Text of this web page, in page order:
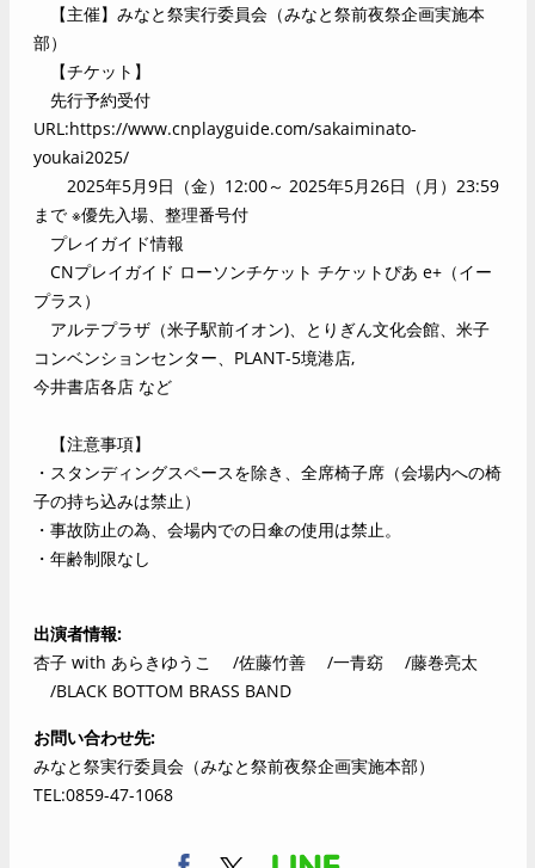
【主催】みなと祭実行委員会（みなと祭前夜祭企画実施本
部）
【チケット】
先行予約受付
URL:https://www.cnplayguide.com/sakaiminato-
youkai2025/
2025年5月9日（金）12:00～ 2025年5月26日（月）23:59
まで ※優先入場、整理番号付
プレイガイド情報
CNプレイガイド ローソンチケット チケットぴあ e+（イー
プラス）
アルテプラザ（米子駅前イオン)、とりぎん文化会館、米子
コンベンションセンター、PLANT-5境港店,
今井書店各店 など
【注意事項】
・スタンディングスペースを除き、全席椅子席（会場内への椅
子の持ち込みは禁止）
・事故防止の為、会場内での日傘の使用は禁止。
・年齢制限なし
出演者情報
杏子 with あらきゆうこ /佐藤竹善 /一青窈 /藤巻亮太
/BLACK BOTTOM BRASS BAND
お問い合わせ先
みなと祭実行委員会（みなと祭前夜祭企画実施本部）
TEL:0859-47-1068